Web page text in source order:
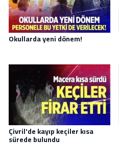
Okullarda yeni dönem!
Çivril'de kayıp keçiler kısa
sürede bulundu